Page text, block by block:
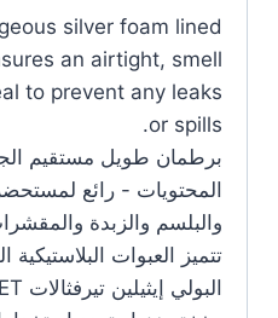
silver foam lined
an airtight, smell
to prevent any leaks
or spills.
برطمان طويل مستقيم
المحتويات - رائع
والبلسم والزبدة
تتميز العبوات